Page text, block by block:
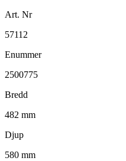
Art. Nr
57112
Enummer
2500775
Bredd
482 mm
Djup
580 mm